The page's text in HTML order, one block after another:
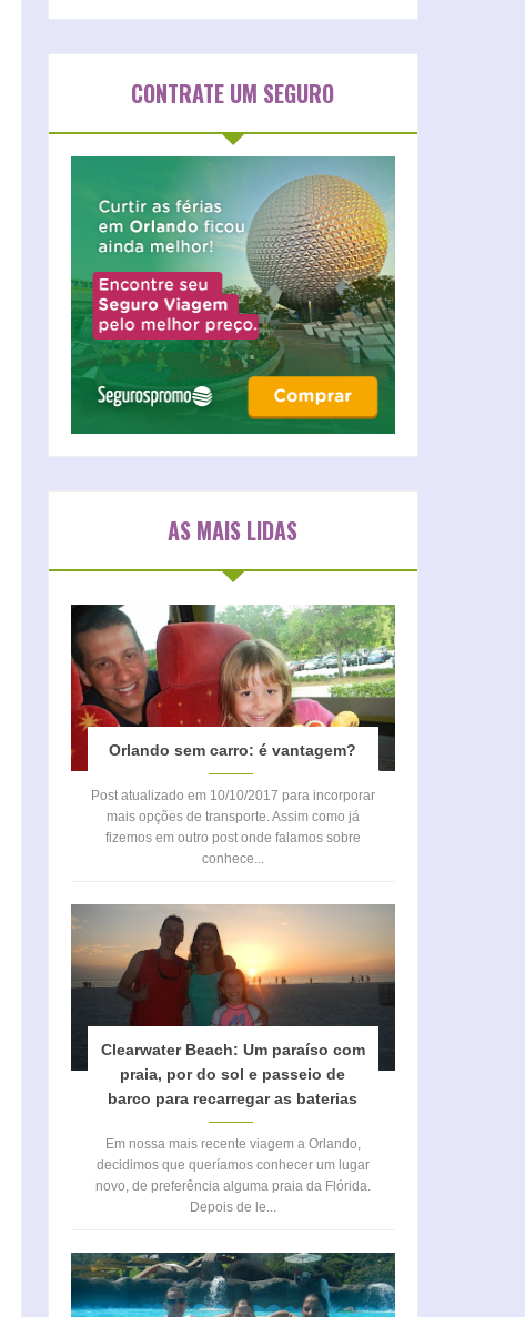
CONTRATE UM SEGURO
AS MAIS LIDAS
Orlando sem carro: é vantagem?
Post atualizado em 10/10/2017 para incorporar
mais opções de transporte. Assim como já
fizemos em outro post onde falamos sobre
conhece...
Clearwater Beach: Um paraíso com
praia, por do sol e passeio de
barco para recarregar as baterias
Em nossa mais recente viagem a Orlando,
decidimos que queríamos conhecer um lugar
novo, de preferência alguma praia da Flórida.
Depois de le...